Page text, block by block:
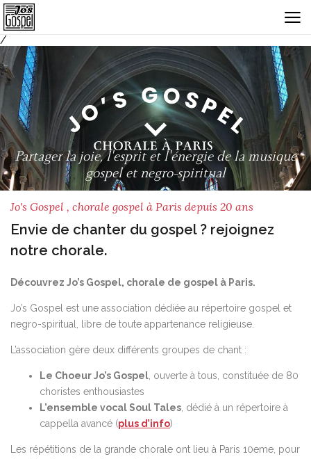
/
Partager la joie, l'esprit et l'énergie de la musique
gospel et negro-spiritual
Jo's Gospel , chorale gospel à Paris depuis 20 ans
Envie de chanter du gospel ? rejoignez
notre chorale.
Découvrez Jo’s Gospel, chorale de gospel à Paris.
Jo’s Gospel est une association dédiée au répertoire gospel et
negro-spiritual, libre de toute appartenance religieuse.
L’association gère deux différents groupes de chant :
Le Choeur Jo’s Gospel , ouverte à tous, constituée de 80
choristes enthousiastes
L’ensemble vocal Soul Tales , dédié à un répertoire à
cappella avancé (plus d’info)
Les répétitions de la grande chorale ont lieu à Paris 10eme, pour